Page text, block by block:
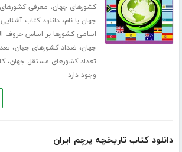
کشورهای جهان، معرفی
جهان با نام،دانلود کتاب
اسامی کشورها بر اساس حروف
جهان، تعداد کشورهای جهان،
تعداد کشورهای مستقل جهان،
وجود دارد
دانلود کتاب تاریخچه پرچم ایران